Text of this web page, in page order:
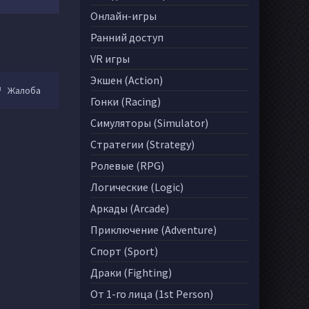
Жалоба
Онлайн-игры
Ранний доступ
VR игры
Экшен (Action)
Гонки (Racing)
Симуляторы (Simulator)
Стратегии (Strategy)
Ролевые (RPG)
Логические (Logic)
Аркады (Arcade)
Приключение (Adventure)
Спорт (Sport)
Драки (Fighting)
От 1-го лица (1st Person)